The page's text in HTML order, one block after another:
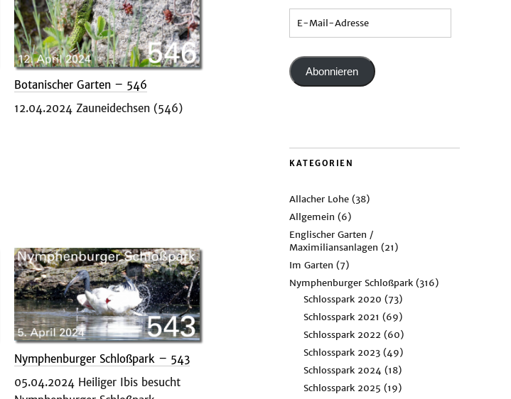
Botanischer Garten – 546
12.04.2024 Zauneidechsen (546)
Nymphenburger Schloßpark – 543
05.04.2024 Heiliger Ibis besucht
Abonnieren
KATEGORIEN
Allacher Lohe (38)
Allgemein (6)
Englischer Garten /
Maximiliansanlagen (21)
Im Garten (7)
Nymphenburger Schloßpark (316)
Schlosspark 2020 (73)
Schlosspark 2021 (69)
Schlosspark 2022 (60)
Schlosspark 2023 (49)
Schlosspark 2024 (18)
Schlosspark 2025 (19)